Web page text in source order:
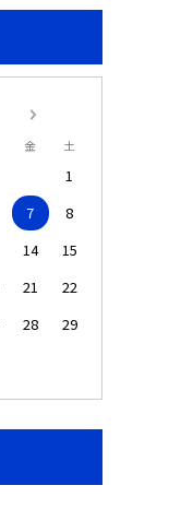
金 土
1
7
8
14
15
21
22
28
29